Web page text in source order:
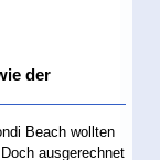
der
Beach wollten
ausgerechnet